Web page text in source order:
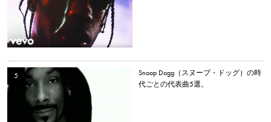
Snoop Dogg（スヌープ・ドッグ）の時
代ごとの代表曲5選。